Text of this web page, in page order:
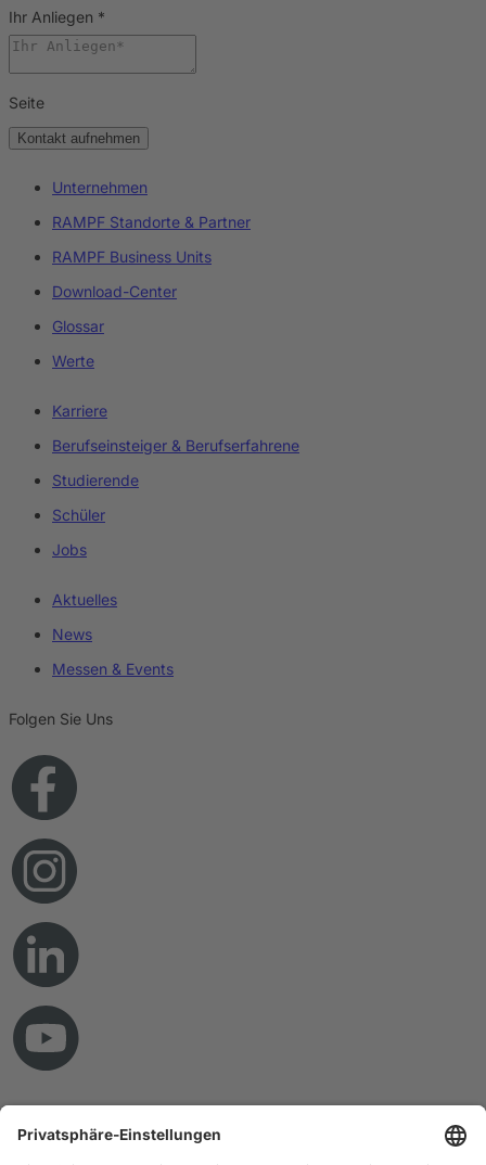
Ihr Anliegen *
Seite
Kontakt aufnehmen
Unternehmen
RAMPF Standorte & Partner
RAMPF Business Units
Download-Center
Glossar
Werte
Karriere
Berufseinsteiger & Berufserfahrene
Studierende
Schüler
Jobs
Aktuelles
News
Messen & Events
Folgen Sie Uns